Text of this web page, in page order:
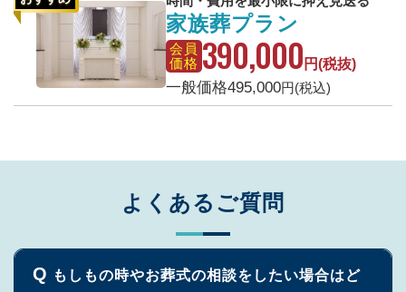
家族葬プラン
会員
価格 390,000 円(税抜)
一般価格495,000円(税込)
よくあるご質問
もしもの時やお葬式の相談をしたい場合はど